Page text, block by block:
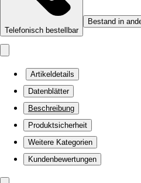
Telefonisch bestellbar
Bestand in
Artikeldetails
Datenblätter
Beschreibung
Produktsicherheit
Weitere Kategorien
Kundenbewertungen